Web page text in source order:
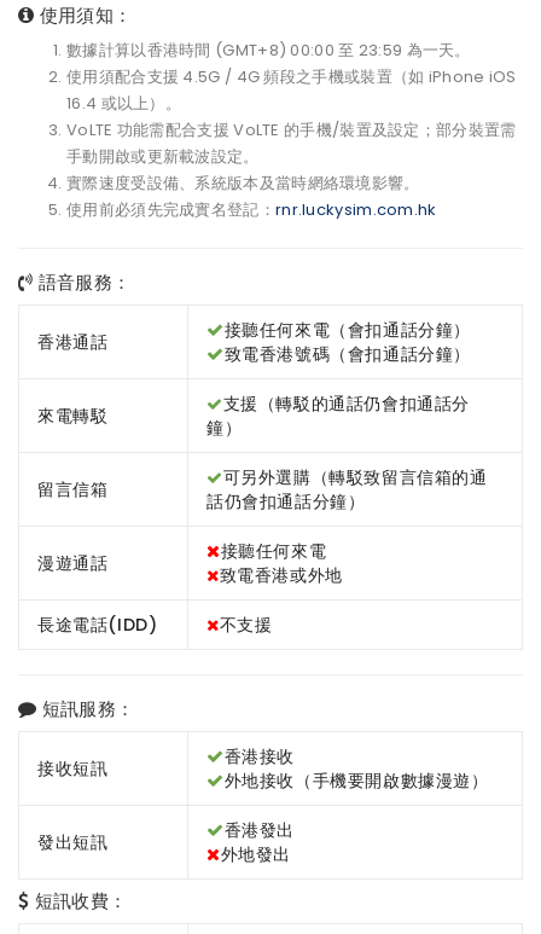
使用須知：
數據計算以香港時間 (GMT+8) 00:00 至 23:59 為一天。
使用須配合支援 4.5G / 4G 頻段之手機或裝置（如 iPhone iOS
16.4 或以上）。
VoLTE 功能需配合支援 VoLTE 的手機/裝置及設定；部分裝置需
手動開啟或更新載波設定。
實際速度受設備、系統版本及當時網絡環境影響。
使用前必須先完成實名登記： rnr.luckysim.com.hk
語音服務：
香港通話
接聽任何來電（會扣通話分鐘）
致電香港號碼（會扣通話分鐘）
來電轉駁
支援（轉駁的通話仍會扣通話分
鐘）
留言信箱
可另外選購（轉駁致留言信箱的通
話仍會扣通話分鐘）
漫遊通話
接聽任何來電
致電香港或外地
長途電話(IDD) 不支援
短訊服務：
接收短訊
香港接收
外地接收（手機要開啟數據漫遊）
發出短訊
香港發出
外地發出
短訊收費：